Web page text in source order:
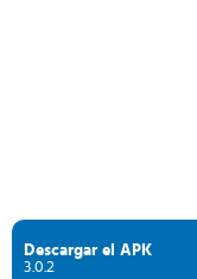
Descargar el APK
3.0.2